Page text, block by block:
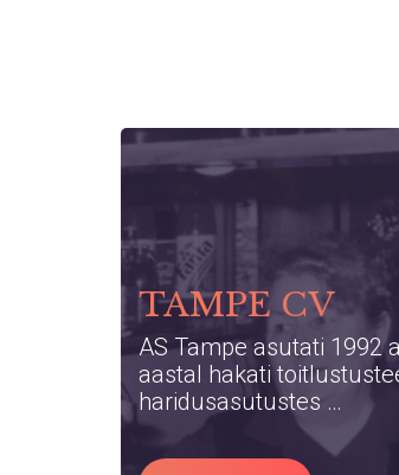
TAMPE CV
AS Tampe asutati 1992
aastal hakati
haridusasutustes …